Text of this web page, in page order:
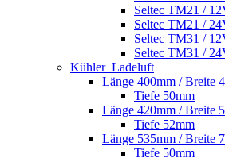
Seltec TM21 /
Seltec TM21 /
Seltec TM31 /
Seltec TM31 /
Kühler_Ladeluft
Länge 400mm / Breite
Tiefe 50mm
Länge 420mm / Breite
Tiefe 52mm
Länge 535mm / Breite
Tiefe 50mm